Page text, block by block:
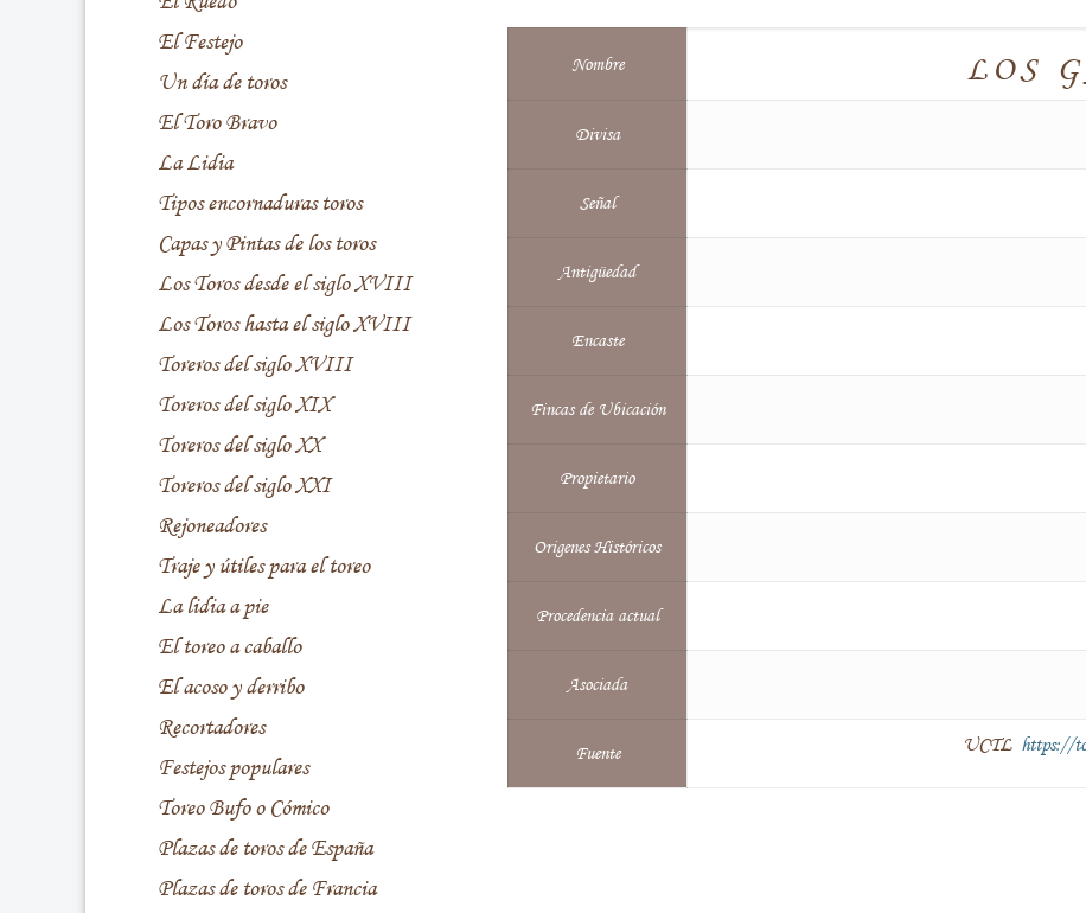
El Festejo
Un día de toros
El Toro Bravo
La Lidia
Tipos encornaduras toros
Capas y Pintas de los toros
Los Toros desde el siglo XVIII
Los Toros hasta el siglo XVIII
Toreros del siglo XVIII
Toreros del siglo XIX
Toreros del siglo XX
Toreros del siglo XXI
Rejoneadores
Traje y útiles para el toreo
La lidia a pie
El toreo a caballo
El acoso y derribo
Recortadores
Festejos populares
Toreo Bufo o Cómico
Plazas de toros de España
Plazas de toros de Francia
Nombre LOS
Divisa
Señal
Antigüedad
Encaste
Fincas de Ubicación
Propietario
Origenes Históricos
Procedencia actual
Asociada
Fuente UCTL https://